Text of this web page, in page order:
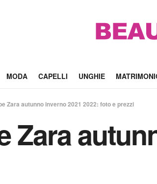
MODA CAPELLI UNGHIE
Zara autunno inverno 2021 2022: foto e prezzi
Zara